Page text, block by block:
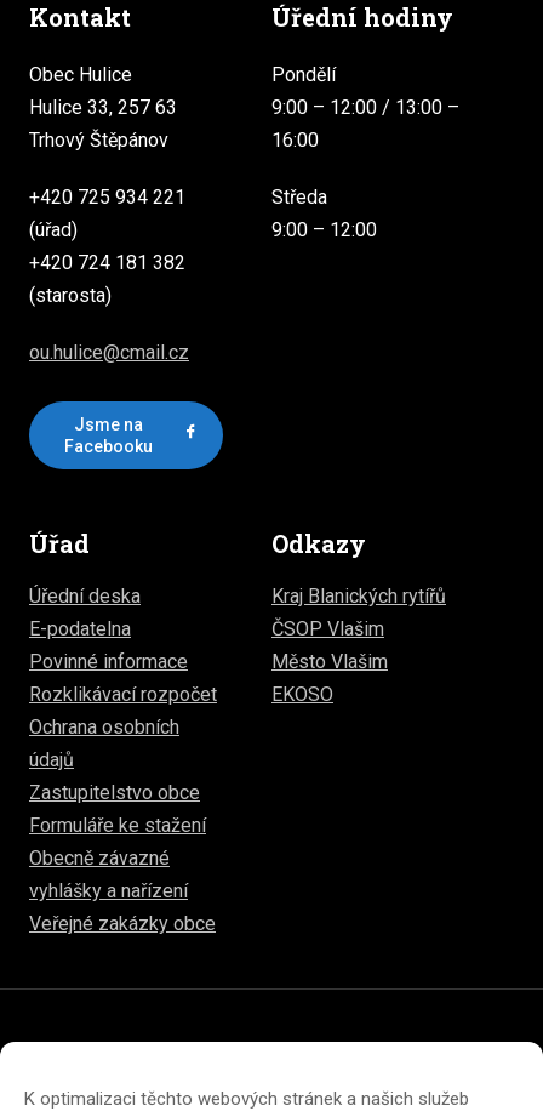
K optimalizaci těchto webových stránek a našich služeb
Kontakt
Obec Hulice
Hulice 33, 257 63
Trhový Štěpánov
+420 725 934 221
(úřad)
+420 724 181 382
(starosta)
ou.hulice@cmail.cz
Jsme na
Facebooku
Úřední hodiny
Pondělí
9:00 – 12:00 / 13:00 –
16:00
Středa
9:00 – 12:00
Úřad
Úřední deska
E-podatelna
Povinné informace
Rozklikávací rozpočet
Ochrana osobních
údajů
Zastupitelstvo obce
Formuláře ke stažení
Obecně závazné
vyhlášky a nařízení
Veřejné zakázky obce
Odkazy
Kraj Blanických rytířů
ČSOP Vlašim
Město Vlašim
EKOSO
Prohlášení o přístupnosti
Prohlášení o ochraně soukromí